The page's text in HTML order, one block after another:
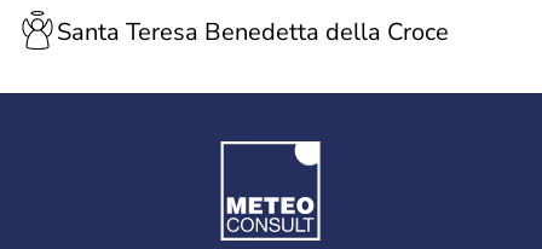
Santa Teresa Benedetta della Croce